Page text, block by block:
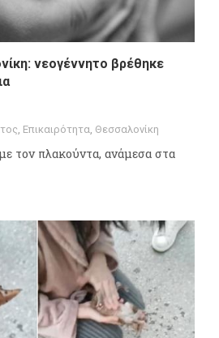
νεογέννητο βρέθηκε
Επικαιρότητα Θεσσαλονίκη
τον πλακούντα, ανάμεσα στα